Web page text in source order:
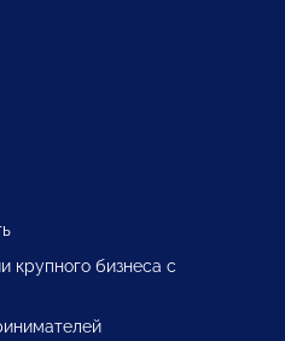
крупного бизнеса с